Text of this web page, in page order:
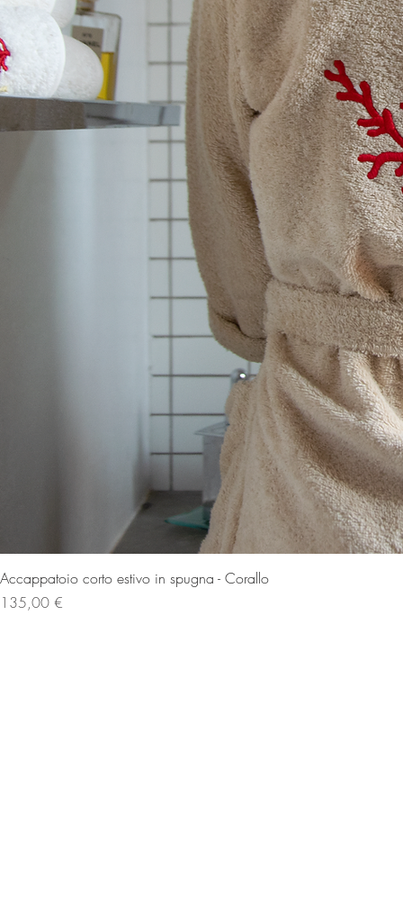
Accappatoio corto estivo in spugna - Corallo
Prezzo
135,00 €